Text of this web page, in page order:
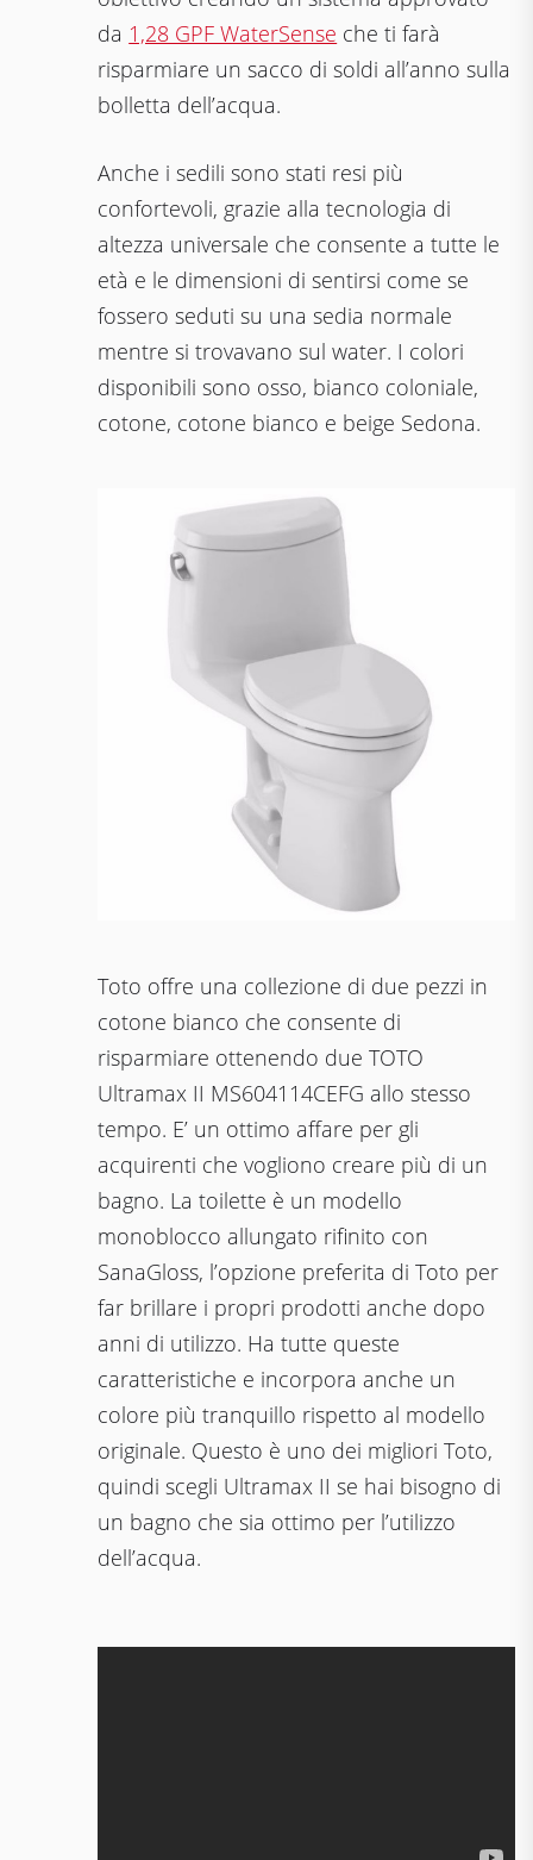
da 1,28 GPF WaterSense che ti farà
risparmiare un sacco di soldi all’anno sulla
bolletta dell’acqua.
Anche i sedili sono stati resi più
confortevoli, grazie alla tecnologia di
altezza universale che consente a tutte le
età e le dimensioni di sentirsi come se
fossero seduti su una sedia normale
mentre si trovavano sul water. I colori
disponibili sono osso, bianco coloniale,
cotone, cotone bianco e beige Sedona.
Toto offre una collezione di due pezzi in
cotone bianco che consente di
risparmiare ottenendo due TOTO
Ultrаmаx II MS604114CEFG allo stesso
tempo. E’ un ottimo affare per gli
acquirenti che vogliono creare più di un
bagno. La toilette è un modello
monoblocco allungato rifinito con
SanaGloss, l’opzione preferita di Toto per
far brillare i propri prodotti anche dopo
anni di utilizzo. Ha tutte queste
caratteristiche e incorpora anche un
colore più tranquillo rispetto al modello
originale. Questo è uno dei migliori Toto,
quindi scegli Ultramax II se hai bisogno di
un bagno che sia ottimo per l’utilizzo
dell’acqua.